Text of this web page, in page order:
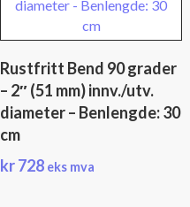
Rustfritt Bend 90 grader
– 2″ (51 mm) innv./utv.
diameter – Benlengde: 30
cm
kr728 eks mva